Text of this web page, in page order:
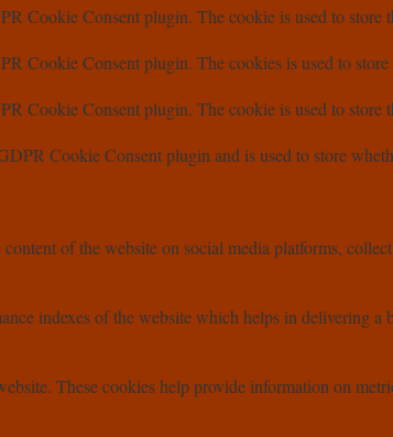
Cookie Consent plugin. The cookie is used to store
Cookie Consent plugin. The cookies is used to
Cookie Consent plugin. The cookie is used to store
Cookie Consent plugin and is used to store
of the website on social media platforms,
indexes of the website which helps in delivering a
These cookies help provide information on